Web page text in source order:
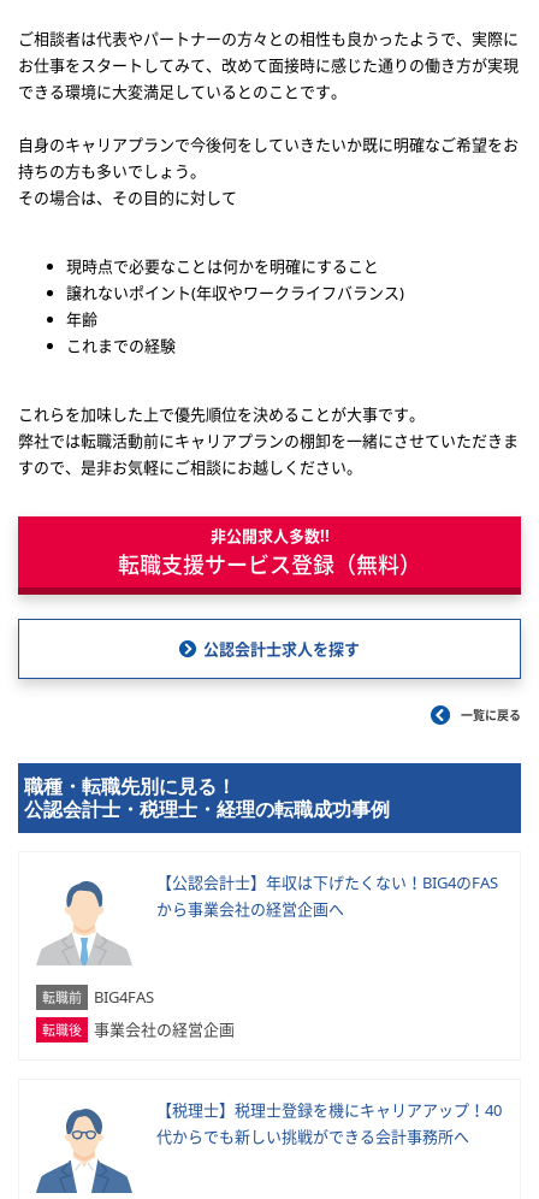
ご相談者は代表やパートナーの方々との相性も良かったようで、実際に
お仕事をスタートしてみて、改めて面接時に感じた通りの働き方が実現
できる環境に大変満足しているとのことです。
自身のキャリアプランで今後何をしていきたいか既に明確なご希望をお
持ちの方も多いでしょう。
その場合は、その目的に対して
現時点で必要なことは何かを明確にすること
譲れないポイント(年収やワークライフバランス)
年齢
これまでの経験
これらを加味した上で優先順位を決めることが大事です。
弊社では転職活動前にキャリアプランの棚卸を一緒にさせていただきま
すので、是非お気軽にご相談にお越しください。
非公開求人多数!!
転職支援サービス登録（無料）
公認会計士求人を探す
一覧に戻る
職種・転職先別に見る！
公認会計士・税理士・経理の転職成功事例
【公認会計士】年収は下げたくない！BIG4のFAS
から事業会社の経営企画へ
転職前 BIG4FAS
転職後 事業会社の経営企画
【税理士】税理士登録を機にキャリアアップ！40
代からでも新しい挑戦ができる会計事務所へ